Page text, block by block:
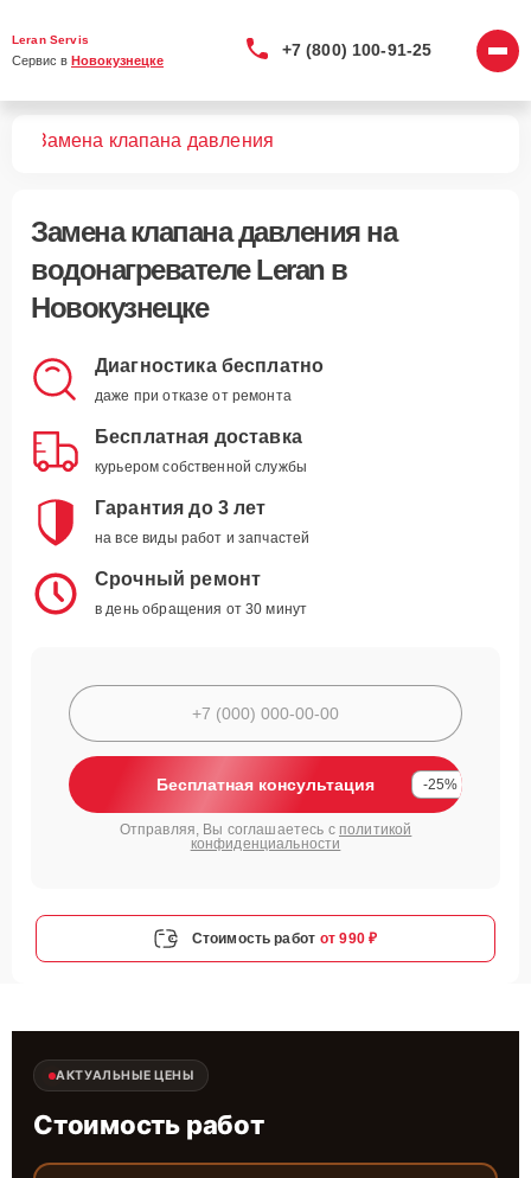
Leran Servis
Сервис в Новокузнецке
+7 (800) 100-91-25
Замена клапана давления
Замена клапана давленияна
водонагревателе Leran в
Новокузнецке
Диагностика бесплатно
даже при отказе от ремонта
Бесплатная доставка
курьером собственной службы
Гарантия до 3 лет
на все виды работ и запчастей
Срочный ремонт
в день обращения от 30 минут
Бесплатная консультация -25%
Отправляя, Вы соглашаетесь с политикой
конфиденциальности
Стоимость работ от 990 ₽
АКТУАЛЬНЫЕ ЦЕНЫ
Стоимость работ